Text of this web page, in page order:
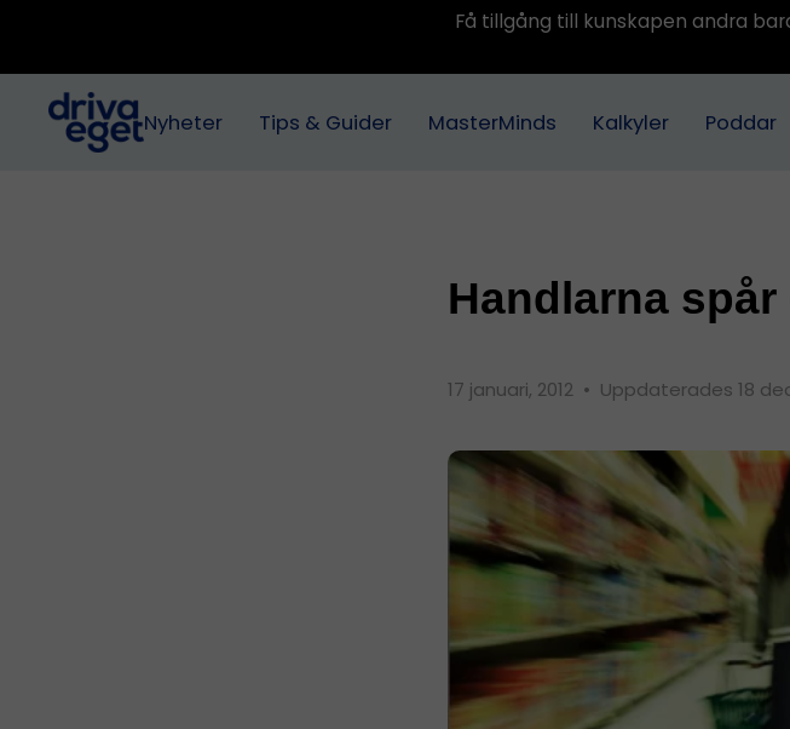
Få tillgång till kunskapen andra
Nyheter Tips & Guider MasterMinds Kalkyler Poddar
Handlarna
17 januari, 2012 • Uppdaterades 18